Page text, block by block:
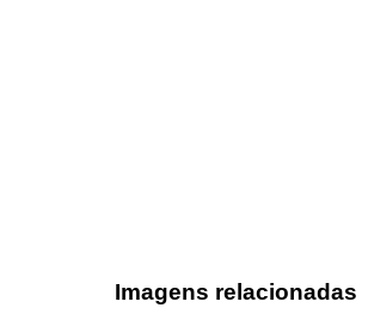
Imagens relacionadas